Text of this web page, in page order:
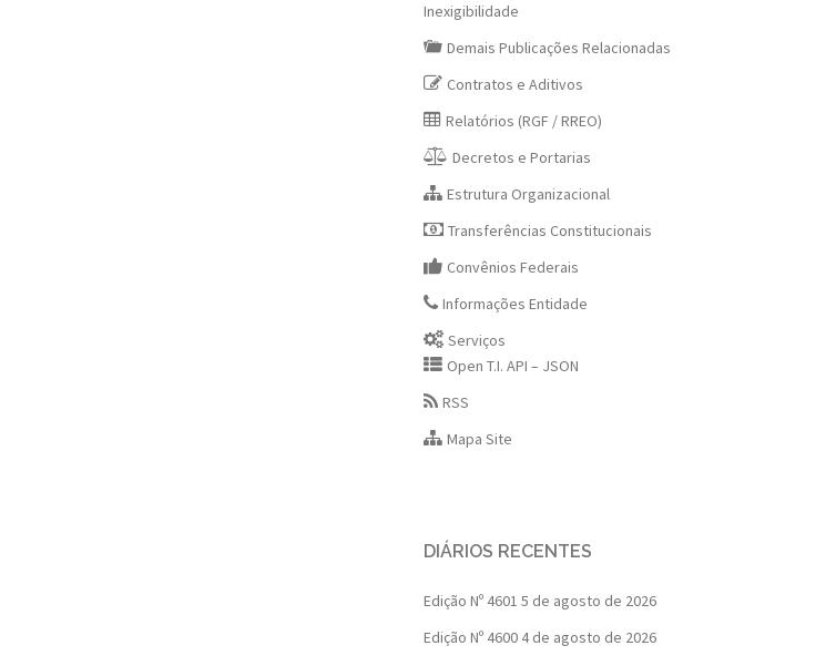
Inexigibilidade
Demais Publicações Relacionadas
Contratos e Aditivos
Relatórios (RGF / RREO)
Decretos e Portarias
Estrutura Organizacional
Transferências Constitucionais
Convênios Federais
Informações Entidade
Serviços
Open T.I. API – JSON
RSS
Mapa Site
DIÁRIOS RECENTES
Edição Nº 4601 5 de agosto de 2026
Edição Nº 4600 4 de agosto de 2026